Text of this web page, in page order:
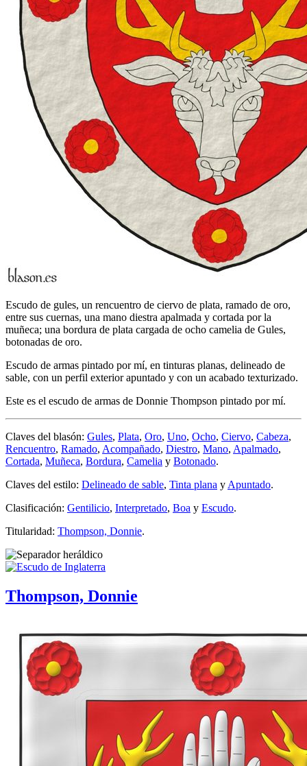
Escudo de gules, un rencuentro de ciervo de plata, ramado de oro,
entre sus cuernas, una mano diestra apalmada y cortada por la
muñeca; una bordura de plata cargada de ocho camelia de Gules,
botonadas de oro.
Escudo de armas pintado por mí, en tinturas planas, delineado de
sable, con un perfil exterior apuntado y con un acabado texturizado.
Este es el escudo de armas de Donnie Thompson pintado por mí.
Claves del blasón: Gules, Plata, Oro, Uno, Ocho, Ciervo, Cabeza,
Rencuentro, Ramado, Acompañado, Diestro, Mano, Apalmado,
Cortada, Muñeca, Bordura, Camelia y Botonado.
Claves del estilo: Delineado de sable, Tinta plana y Apuntado.
Clasificación: Gentilicio, Interpretado, Boa y Escudo.
Titularidad: Thompson, Donnie.
Thompson, Donnie